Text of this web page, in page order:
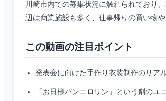
川崎市内での募集状況に触れられており
辺は商業施設も多く、仕事帰りの買い物
この動画の注目ポイント
発表会に向けた手作り衣装制作のリア
「お日様パンコロリン」という劇のユ